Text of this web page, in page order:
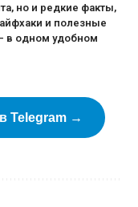
но и редкие факты,
и полезные
в одном удобном
Telegram →